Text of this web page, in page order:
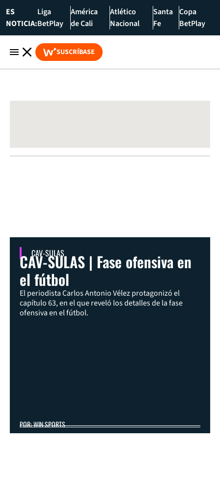
ES
NOTICIA:
Liga
BetPlay
América
de Cali
Atlético
Nacional
Santa
Fe
Copa
BetPlay
SUSCRÍBASE
CAV-SULAS
CAV-SULAS | Fase ofensiva en
el fútbol
El periodista Carlos Antonio Vélez protagonizó el
capítulo 63, en el que reveló los detalles de la fase
ofensiva en el fútbol.
POR: WIN SPORTS